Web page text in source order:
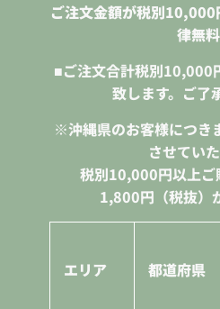
ご注文金額が税別
律無料
■ご注文合計税別10,000
致します。ご了
※沖縄県のお客様につき
させてい
税別10,000円以上ご
1,800円（税抜）
エリア 都道府県